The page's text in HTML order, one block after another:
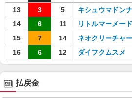
13
3 5 キシュウマドンナ
14
6 11 リトルマーメード
15
7 14 ネオクリーチャー
16
6 12 ダイフクムスメ
払戻金